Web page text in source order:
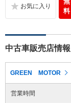
料
中古車販売店情報
GREEN MOTOR
営業時間